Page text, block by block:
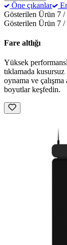
Öne çıkanlar
Gösterilen Ürün 7 /
Gösterilen Ürün 7 /
Fare altlığı
Yüksek
tıklamada
oynama ve
boyutlar keşfedin.